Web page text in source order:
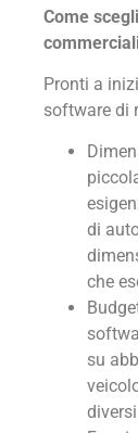
Come
Pronti a
software di
di
che
su